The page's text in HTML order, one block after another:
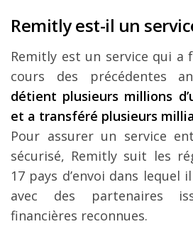
Remitly est-il un
Remitly est un service qui a
cours des précédentes
détient plusieurs millions
et a transféré plusieurs
Pour assurer un service
sécurisé, Remitly suit les
17 pays d’envoi dans lequel
avec des partenaires
financières reconnues.